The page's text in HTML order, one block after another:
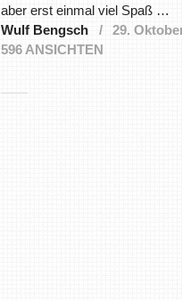
aber erst einmal viel Spaß …
Wulf Bengsch
29.
596 ANSICHTEN